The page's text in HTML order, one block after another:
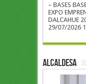
– BASES
EXPO
DALCAHUE
29/07/2026
ALCALDESA